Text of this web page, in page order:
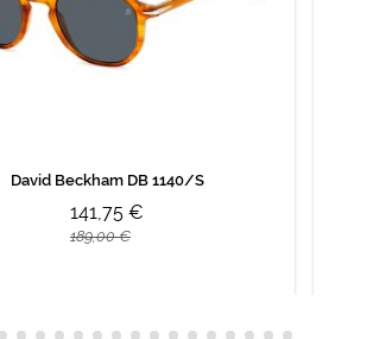
David Beckham DB 1140/S
141,75 €
189,00 €